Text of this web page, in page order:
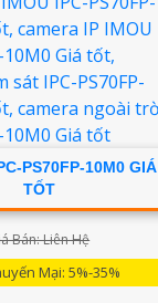
PS70FP-10M0 GIÁ
TỐT
Bán: Liên Hệ
Mại: 5%-35%